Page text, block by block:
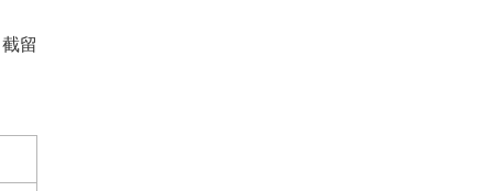
留